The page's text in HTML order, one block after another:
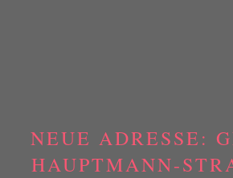
NEUE ADRESSE:
HAUPTMANN-